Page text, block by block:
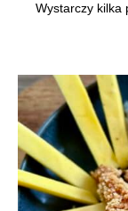
Wystarczy kilka